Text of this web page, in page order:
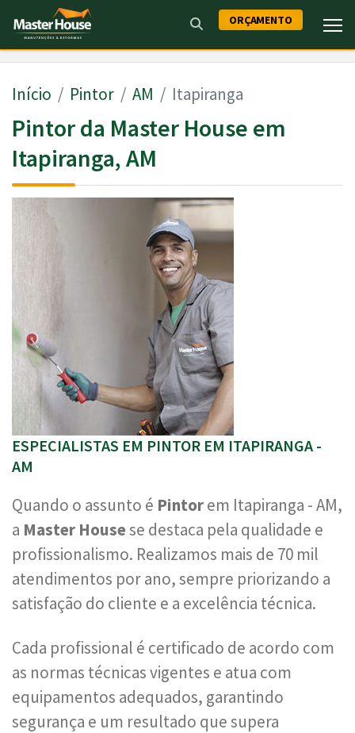
ORÇAMENTO
Início Pintor AM Itapiranga
Pintor da Master House em
Itapiranga, AM
ESPECIALISTAS EM PINTOR EM ITAPIRANGA -
AM
Quando o assunto é Pintorem Itapiranga - AM,
a Master Housese destaca pela qualidade e
profissionalismo. Realizamos mais de 70 mil
atendimentos por ano, sempre priorizando a
satisfação do cliente e a excelência técnica.
Cada profissional é certificado de acordo com
as normas técnicas vigentes e atua com
equipamentos adequados, garantindo
segurança e um resultado que supera